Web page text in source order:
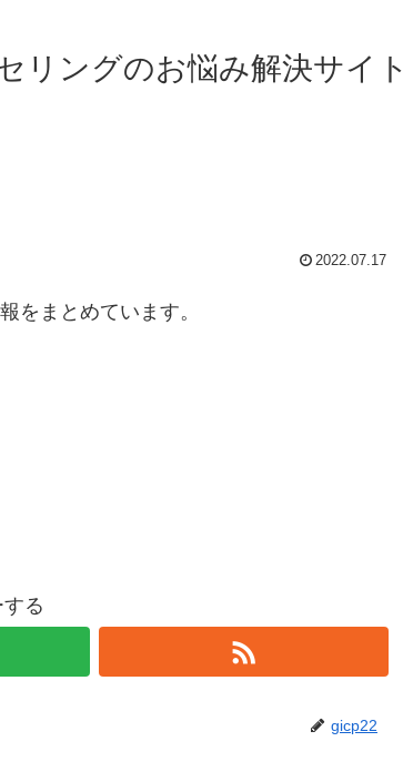
リングのお悩み解決サイト
2022.07.17
をまとめています。
る
gicp22